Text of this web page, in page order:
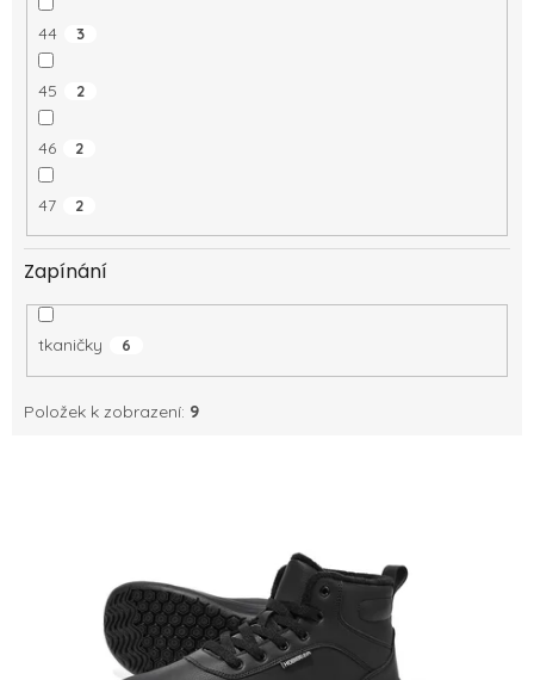
44 3
45 2
46 2
47 2
Zapínání
tkaničky 6
Položek k zobrazení: 9